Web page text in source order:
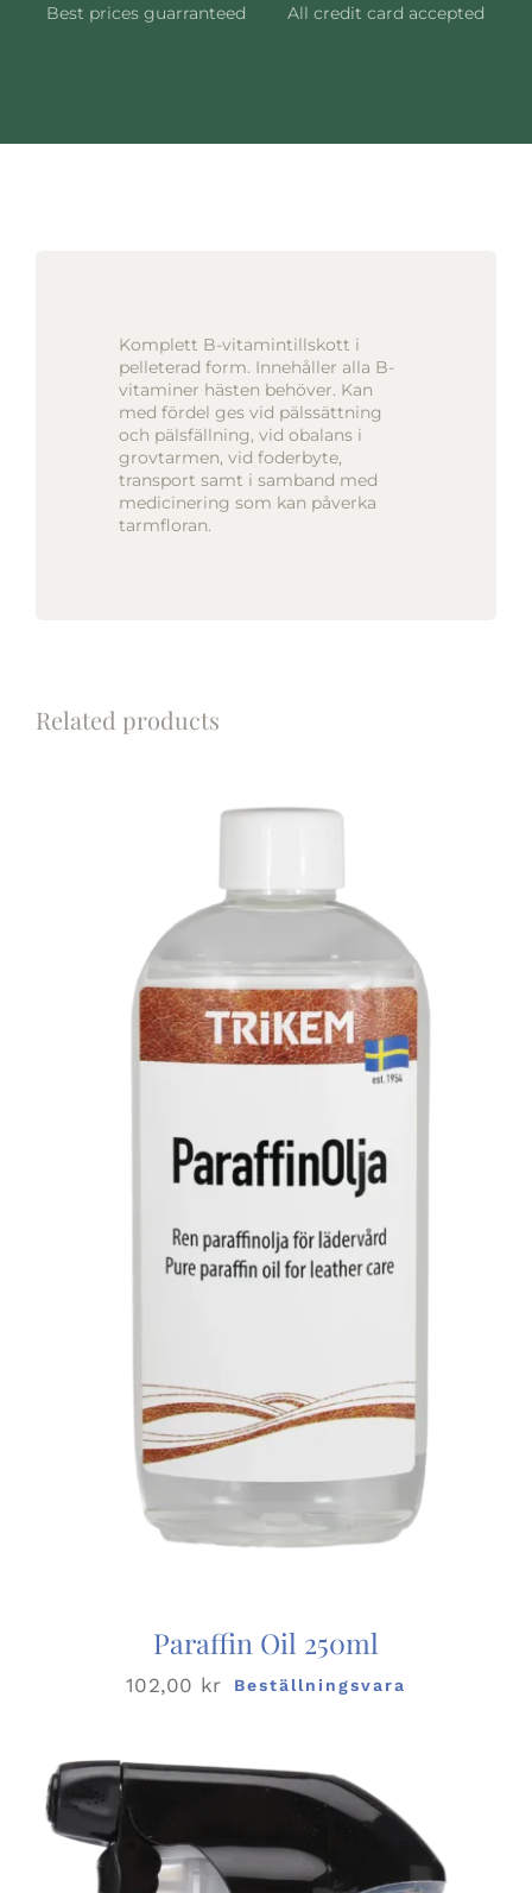
Best prices guarranteed All credit card accepted
Komplett B-vitamintillskott i
pelleterad form. Innehåller alla B-
vitaminer hästen behöver. Kan
med fördel ges vid pälssättning
och pälsfällning, vid obalans i
grovtarmen, vid foderbyte,
transport samt i samband med
medicinering som kan påverka
tarmfloran.
Related products
Paraffin Oil 250ml
102,00 kr Beställningsvara